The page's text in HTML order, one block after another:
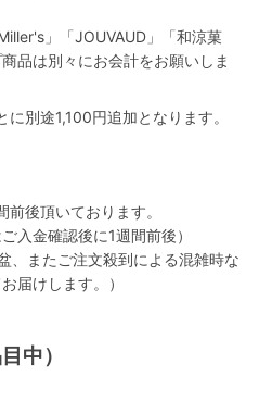
」「JOUVAUD」「和涼菓
品は別々にお会計をお願いしま
に別途1,100円追加となります。
後頂いております。
入金確認後に1週間前後）
、またご注文殺到による混雑時な
届けします。）
中）